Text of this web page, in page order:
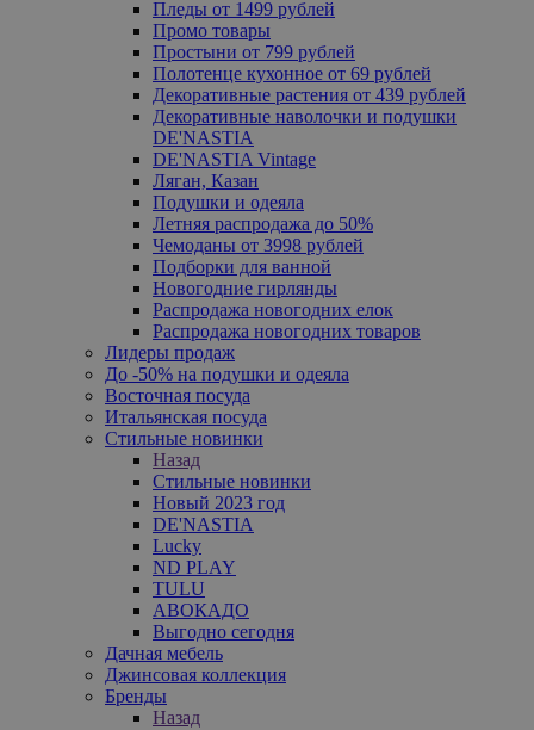
Пледы от 1499 рублей
Промо товары
Простыни от 799 рублей
Полотенце кухонное от 69 рублей
Декоративные растения от 439 рублей
Декоративные наволочки и подушки
DE'NASTIA
DE'NASTIA Vintage
Ляган, Казан
Подушки и одеяла
Летняя распродажа до 50%
Чемоданы от 3998 рублей
Подборки для ванной
Новогодние гирлянды
Распродажа новогодних елок
Распродажа новогодних товаров
Лидеры продаж
До -50% на подушки и одеяла
Восточная посуда
Итальянская посуда
Стильные новинки
Назад
Стильные новинки
Новый 2023 год
DE'NASTIA
Lucky
ND PLAY
TULU
АВОКАДО
Выгодно сегодня
Дачная мебель
Джинсовая коллекция
Бренды
Назад